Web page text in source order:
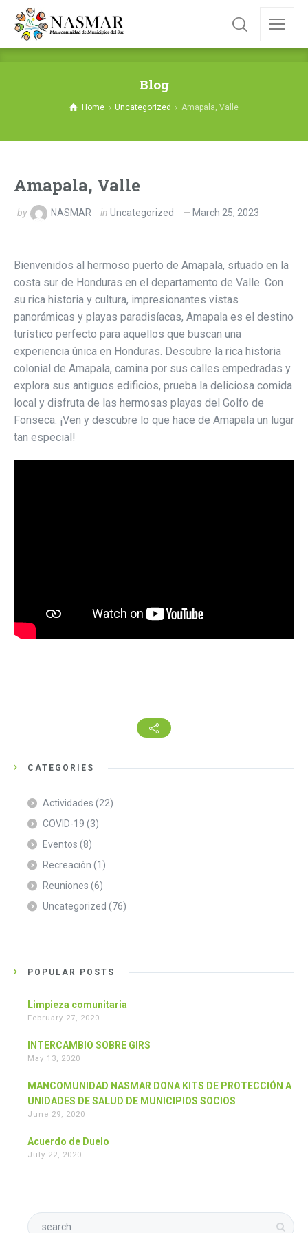
Blog
Home Uncategorized Amapala, Valle
Amapala, Valle
by NASMAR in Uncategorized March 25, 2023
Bienvenidos al hermoso puerto de Amapala, situado en la
costa sur de Honduras en el departamento de Valle. Con
su rica historia y cultura, impresionantes vistas
panorámicas y playas paradisíacas, Amapala es el destino
turístico perfecto para aquellos que buscan una
experiencia única en Honduras. Descubre la rica historia
colonial de Amapala, camina por sus calles empedradas y
explora sus antiguos edificios, prueba la deliciosa comida
local y disfruta de las hermosas playas del Golfo de
Fonseca. ¡Ven y descubre lo que hace de Amapala un lugar
tan especial!
CATEGORIES
Actividades (22)
COVID-19 (3)
Eventos (8)
Recreación (1)
Reuniones (6)
Uncategorized (76)
POPULAR POSTS
Limpieza comunitaria
February 27, 2020
INTERCAMBIO SOBRE GIRS
May 13, 2020
MANCOMUNIDAD NASMAR DONA KITS DE PROTECCIÓN A
UNIDADES DE SALUD DE MUNICIPIOS SOCIOS
June 29, 2020
Acuerdo de Duelo
July 22, 2020